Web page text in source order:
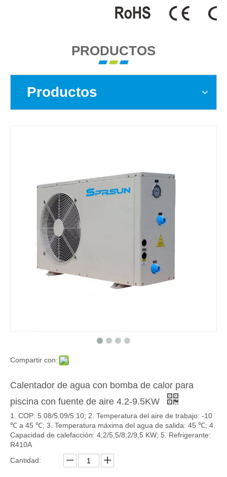
PRODUCTOS
Productos
Compartir con:
Calentador de agua con bomba de calor para
piscina con fuente de aire 4.2-9.5KW
1. COP: 5.08/5.09/5.10; 2. Temperatura del aire de trabajo: -10
℃ a 45 ℃; 3. Temperatura máxima del agua de salida: 45 ℃; 4.
Capacidad de calefacción: 4,2/5,5/8,2/9,5 KW; 5. Refrigerante:
R410A
Cantidad: